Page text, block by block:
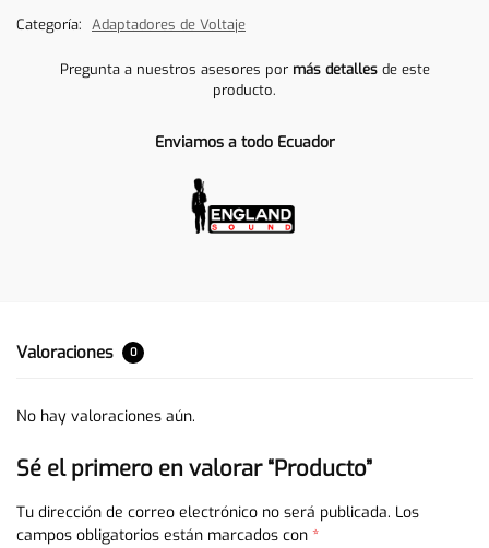
Categoría: Adaptadores de Voltaje
Pregunta a nuestros asesores por más detallesde este
producto.
Enviamos a todo Ecuador
Valoraciones 0
No hay valoraciones aún.
Sé el primero en valorar “Producto”
Tu dirección de correo electrónico no será publicada. Los
campos obligatorios están marcados con *